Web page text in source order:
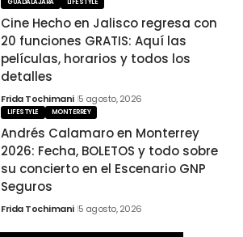
GUADALAJARA LIFESTYLE
Cine Hecho en Jalisco regresa con
20 funciones GRATIS: Aquí las
películas, horarios y todos los
detalles
Frida Tochimani 5 agosto, 2026
LIFESTYLE MONTERREY
Andrés Calamaro en Monterrey
2026: Fecha, BOLETOS y todo sobre
su concierto en el Escenario GNP
Seguros
Frida Tochimani 5 agosto, 2026